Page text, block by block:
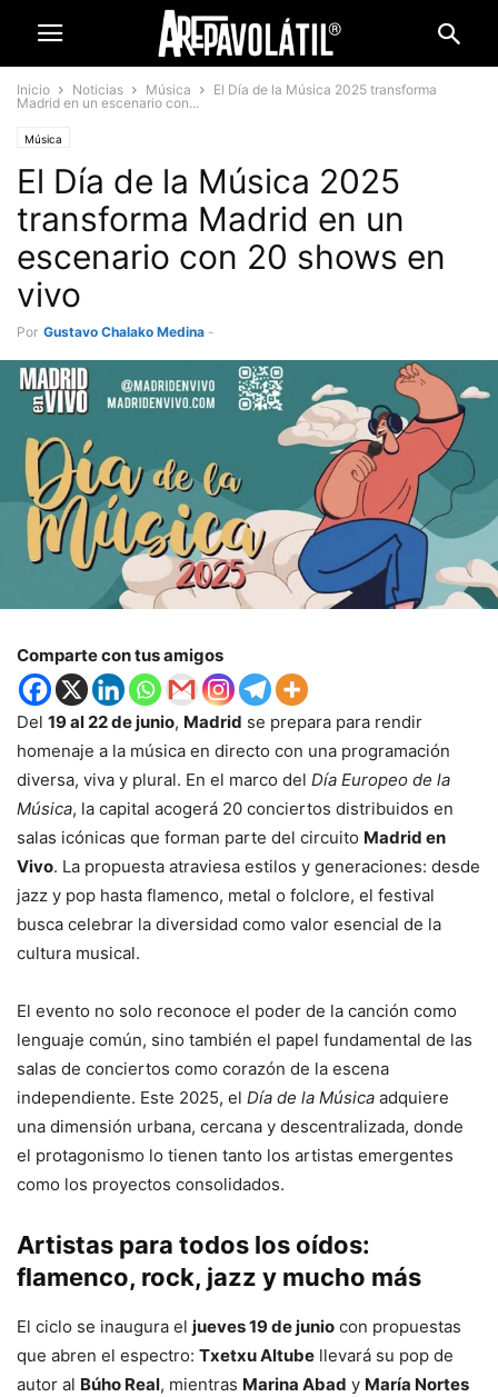
Inicio Noticias Música
El Día de la Música 2025 transforma
Madrid en un escenario con...
Música
El Día de la Música 2025
transforma Madrid en un
escenario con 20 shows en
vivo
Por Gustavo Chalako Medina -
Comparte con tus amigos
Del 19 al 22 de junio, Madrid se prepara para rendir
homenaje a la música en directo con una programación
diversa, viva y plural. En el marco del Día Europeo de la
Música, la capital acogerá 20 conciertos distribuidos en
salas icónicas que forman parte del circuito Madrid en
Vivo. La propuesta atraviesa estilos y generaciones: desde
jazz y pop hasta flamenco, metal o folclore, el festival
busca celebrar la diversidad como valor esencial de la
cultura musical.
El evento no solo reconoce el poder de la canción como
lenguaje común, sino también el papel fundamental de las
salas de conciertos como corazón de la escena
independiente. Este 2025, el Día de la Música adquiere
una dimensión urbana, cercana y descentralizada, donde
el protagonismo lo tienen tanto los artistas emergentes
como los proyectos consolidados.
Artistas para todos los oídos:
flamenco, rock, jazz y mucho más
El ciclo se inaugura el jueves 19 de junio con propuestas
que abren el espectro: Txetxu Altube llevará su pop de
autor al Búho Real, mientras Marina Abad y María Nortes